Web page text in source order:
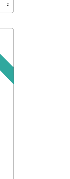
2